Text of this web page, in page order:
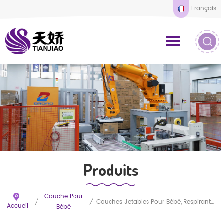
Français
Produits
Accueil /
Couche Pour
Bébé
/ Couches Jetables Pour Bébé, Respirantes, Anti-Fuites Et À Haute Absorption, En Coton Ultra-Doux De Qualité Supérieure Et À Séchage Instantané